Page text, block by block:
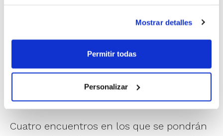
Mostrar detalles
Permitir todas
Personalizar
Cuatro encuentros en los que se pondrán